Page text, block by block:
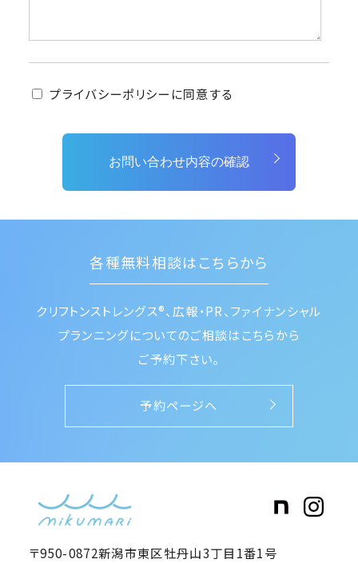
プライバシーポリシーに同意する
お問い合わせ内容の確認
各種無料相談はこちらから
クリフトンストレングス®、広報・PR、ファイナンシャル
プランニングについてのご相談はこちらから
ご予約下さい。
予約ページへ
〒950-0872新潟市東区牡丹山3丁目1番1号